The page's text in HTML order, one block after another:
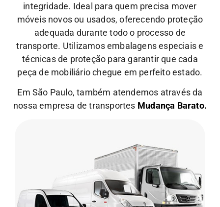
integridade. Ideal para quem precisa mover
móveis novos ou usados, oferecendo proteção
adequada durante todo o processo de
transporte. Utilizamos embalagens especiais e
técnicas de proteção para garantir que cada
peça de mobiliário chegue em perfeito estado.
Em São Paulo, também atendemos através da
nossa empresa de transportes Mudança Barato.